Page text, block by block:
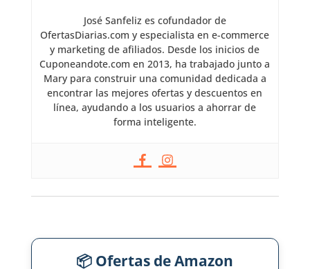
José Sanfeliz es cofundador de
OfertasDiarias.com y especialista en e-commerce
y marketing de afiliados. Desde los inicios de
Cuponeandote.com en 2013, ha trabajado junto a
Mary para construir una comunidad dedicada a
encontrar las mejores ofertas y descuentos en
línea, ayudando a los usuarios a ahorrar de
forma inteligente.
📦 Ofertas de Amazon